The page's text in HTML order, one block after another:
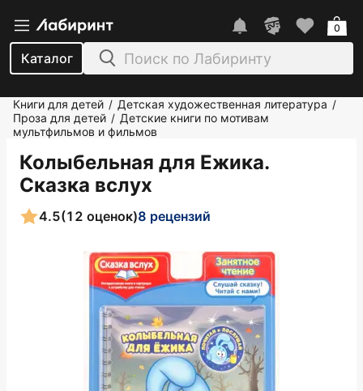
Каталог
0
Книги для детей / Детская художественная литература /
Проза для детей / Детские книги по мотивам
мультфильмов и фильмов
Колыбельная для Ежика.
Сказка вслух
4.5(12 оценок)8 рецензий